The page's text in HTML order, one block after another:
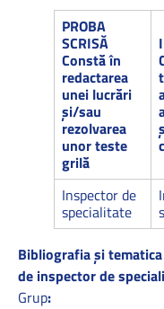
PROBA
SCRISĂ
Constă în
redactarea
unei lucrări
şi/sau
rezolvarea
unor teste
grilă
Inspector de
specialitate
Bibliografia şi
de inspector de
Grup: